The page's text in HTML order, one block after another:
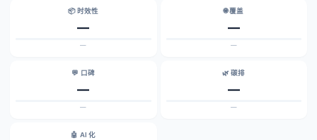
📦 时效性
—
—
🌐 覆盖
—
—
💬 口碑
—
—
🌿 碳排
—
—
🤖 AI 化